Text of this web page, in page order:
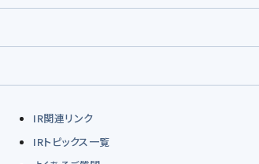
IR関連リンク
IRトピックス一覧